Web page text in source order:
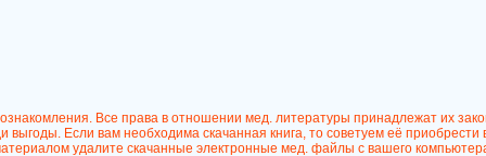
Все права в отношении мед. литературы принадлежат их
Если вам необходима скачанная книга, то советуем её
удалите скачанные электронные мед. файлы с вашего